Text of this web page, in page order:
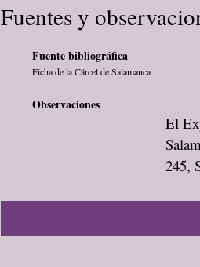
Fuentes y
Fuente bibliográfica
Ficha de la Cárcel de Salamanca
Observaciones
El
245,